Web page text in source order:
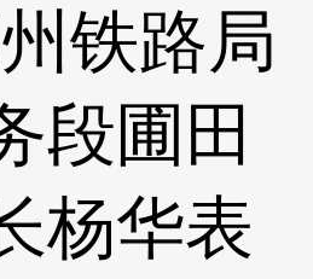
铁路局
段圃田
杨华表